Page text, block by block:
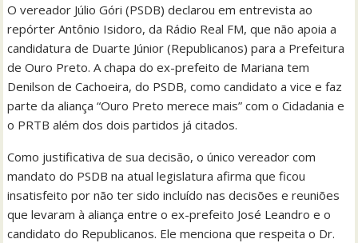
O vereador Júlio Góri (PSDB) declarou em entrevista ao
repórter Antônio Isidoro, da Rádio Real FM, que não apoia a
candidatura de Duarte Júnior (Republicanos) para a Prefeitura
de Ouro Preto. A chapa do ex-prefeito de Mariana tem
Denilson de Cachoeira, do PSDB, como candidato a vice e faz
parte da aliança “Ouro Preto merece mais” com o Cidadania e
o PRTB além dos dois partidos já citados.
Como justificativa de sua decisão, o único vereador com
mandato do PSDB na atual legislatura afirma que ficou
insatisfeito por não ter sido incluído nas decisões e reuniões
que levaram à aliança entre o ex-prefeito José Leandro e o
candidato do Republicanos. Ele menciona que respeita o Dr.